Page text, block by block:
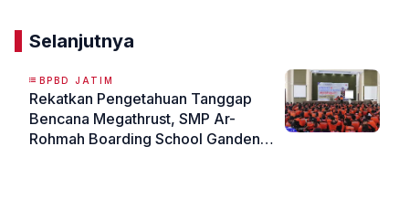
Selanjutnya
BPBD JATIM
Rekatkan Pengetahuan Tanggap
Bencana Megathrust, SMP Ar-
Rohmah Boarding School Gandeng